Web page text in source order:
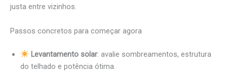
justa entre vizinhos.
Passos concretos para começar agora
Levantamento solar: avalie sombreamentos, estrutura
do telhado e potência ótima.